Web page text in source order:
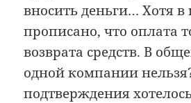
вносить деньги… Хотя в
прописано, что оплата
возврата средств. В
одной компании
подтверждения